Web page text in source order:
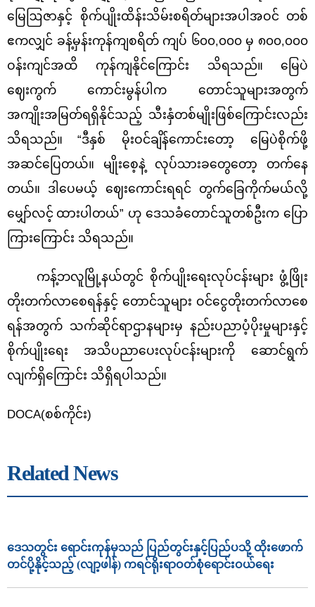
မြေဩဇာနှင့် စိုက်ပျိုးထိန်းသိမ်းစရိတ်များအပါအဝင် တစ်
ဧကလျှင် ခန့်မှန်းကုန်ကျစရိတ် ကျပ် ၆၀၀,၀၀၀ မှ ၈၀၀,၀၀၀
ဝန်းကျင်အထိ ကုန်ကျနိုင်ကြောင်း သိရသည်။ မြေပဲ
ဈေးကွက်
ကောင်းမွန်ပါက တောင်သူများအတွက်
အကျိုးအမြတ်ရရှိနိုင်သည့် သီးနှံတစ်မျိုးဖြစ်ကြောင်းလည်း
သိရသည်။
“ဒီနှစ် မိုးဝင်ချိန်ကောင်းတော့ မြေပဲစိုက်ဖို့
အဆင်ပြေတယ်။ မျိုးစေ့နဲ့ လုပ်သားခတွေတော့ တက်နေ
တယ်။ ဒါပေမယ့် ဈေးကောင်းရရင် တွက်ခြေကိုက်မယ်လို့
မျှော်လင့် ထားပါတယ်” ဟု ဒေသခံတောင်သူတစ်ဦးက ပြော
ကြားကြောင်း သိရသည်။
ကန့်ဘလူမြို့နယ်တွင် စိုက်ပျိုးရေးလုပ်ငန်းများ ဖွံ့ဖြိုး
တိုးတက်လာစေရန်နှင့် တောင်သူများ ဝင်ငွေတိုးတက်လာစေ
ရန်အတွက် သက်ဆိုင်ရာဌာနများမှ နည်းပညာပံ့ပိုးမှုများနှင့်
စိုက်ပျိုးရေး
အသိပညာပေးလုပ်ငန်းများကို ဆောင်ရွက်
လျက်ရှိကြောင်း သိရှိရပါသည်။
DOCA(စစ်ကိုင်း)
Related News
ဒေသတွင်း ရောင်းကုန်မှသည် ပြည်တွင်းနှင့်ပြည်ပသို့ ထိုးဖောက်
တင်ပို့နိုင့်သည့် (လျာ့ဖါန်) ကရင်ရိုးရာဝတ်စုံရောင်းဝယ်ရေး